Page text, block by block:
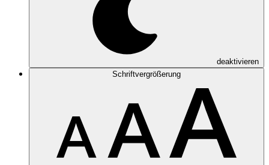
deaktivieren
Schriftvergrößerung